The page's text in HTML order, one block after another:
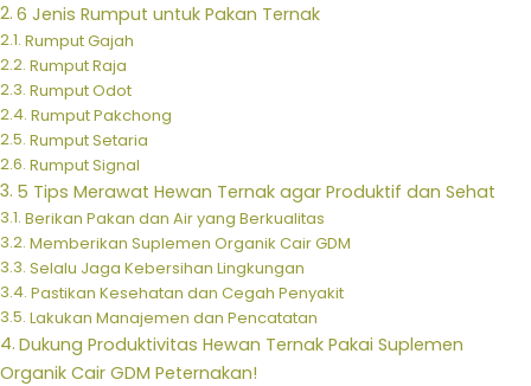
6 Jenis Rumput untuk Pakan Ternak
Rumput Gajah
Rumput Raja
Rumput Odot
Rumput Pakchong
Rumput Setaria
Rumput Signal
5 Tips Merawat Hewan Ternak agar Produktif dan Sehat
Berikan Pakan dan Air yang Berkualitas
Memberikan Suplemen Organik Cair GDM
Selalu Jaga Kebersihan Lingkungan
Pastikan Kesehatan dan Cegah Penyakit
Lakukan Manajemen dan Pencatatan
Dukung Produktivitas Hewan Ternak Pakai Suplemen
Organik Cair GDM Peternakan!